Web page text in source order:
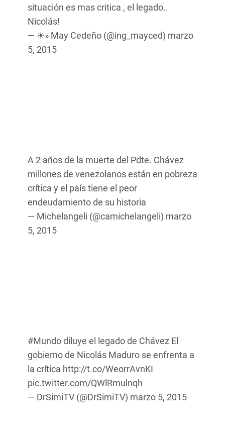
situación es mas critica , el legado..
Nicolás!
— ☀» May Cedeño (@ing_mayced) marzo
5, 2015
A 2 años de la muerte del Pdte. Chávez
millones de venezolanos están en pobreza
crítica y el país tiene el peor
endeudamiento de su historia
— Michelangeli (@camichelangeli) marzo
5, 2015
#Mundodiluye el legado de Chávez El
gobierno de Nicolás Maduro se enfrenta a
la crítica http://t.co/WeorrAvnKI
pic.twitter.com/QWlRmulnqh
— DrSimiTV (@DrSimiTV) marzo 5, 2015